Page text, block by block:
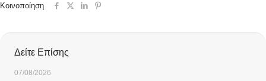
Κοινοποίηση
Δείτε Επίσης
07/08/2026